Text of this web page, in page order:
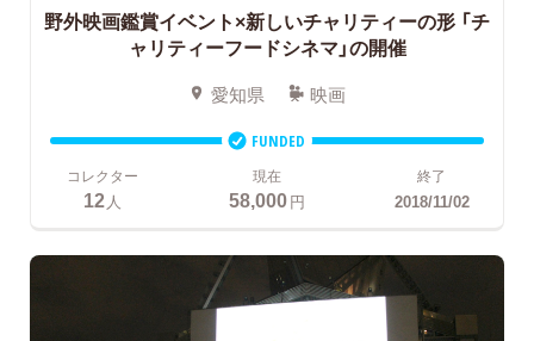
野外映画鑑賞イベント×新しいチャリティーの形 「チ
ャリティーフードシネマ」の開催
愛知県 映画
FUNDED
コレクター
12人
現在
58,000円
終了
2018/11/02